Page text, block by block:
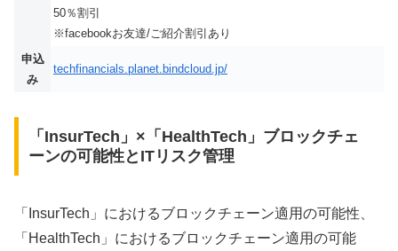
50％割引
※facebookお友達/ご紹介割引あり
申込
み
techfinancials.planet.bindcloud.jp/
「InsurTech」×「HealthTech」ブロックチェ
ーンの可能性とITリスク管理
「InsurTech」におけるブロックチェーン適用の可能性、
「HealthTech」におけるブロックチェーン適用の可能